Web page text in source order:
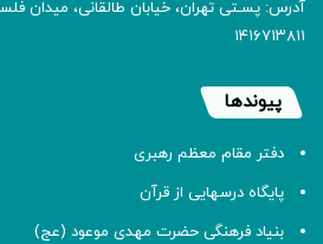
۱۴۱۶۷۱۳۸۱۱
پیوندها
دفتر مقام معظم رهبری
پایگاه درسهایی از قرآن
بنیاد فرهنگی حضرت مهدی موعود (عج)